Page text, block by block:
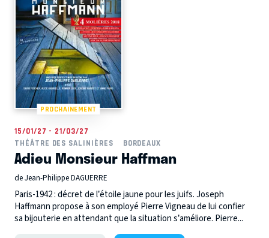
PROCHAINEMENT
15/01/27 - 21/03/27
THÉÂTRE DES SALINIÈRES
BORDEAUX
Adieu Monsieur Haffman
de Jean-Philippe DAGUERRE
Paris-1942 : décret de l’étoile jaune pour les juifs. Joseph
Haffmann propose à son employé Pierre Vigneau de lui confier
sa bijouterie en attendant que la situation s’améliore. Pierre...